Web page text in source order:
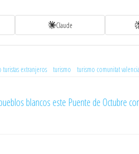
Claude
turistas extranjeros turismo turismo comunitat
blancos este Puente de Octubre